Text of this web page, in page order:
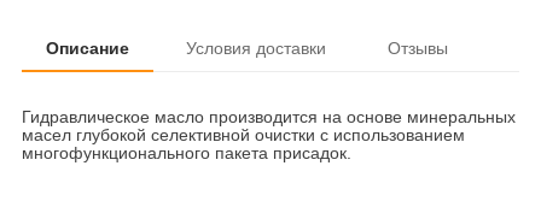
Описание Условия доставки Отзывы
Гидравлическое масло производится на основе минеральных
масел глубокой селективной очистки с использованием
многофункционального пакета присадок.